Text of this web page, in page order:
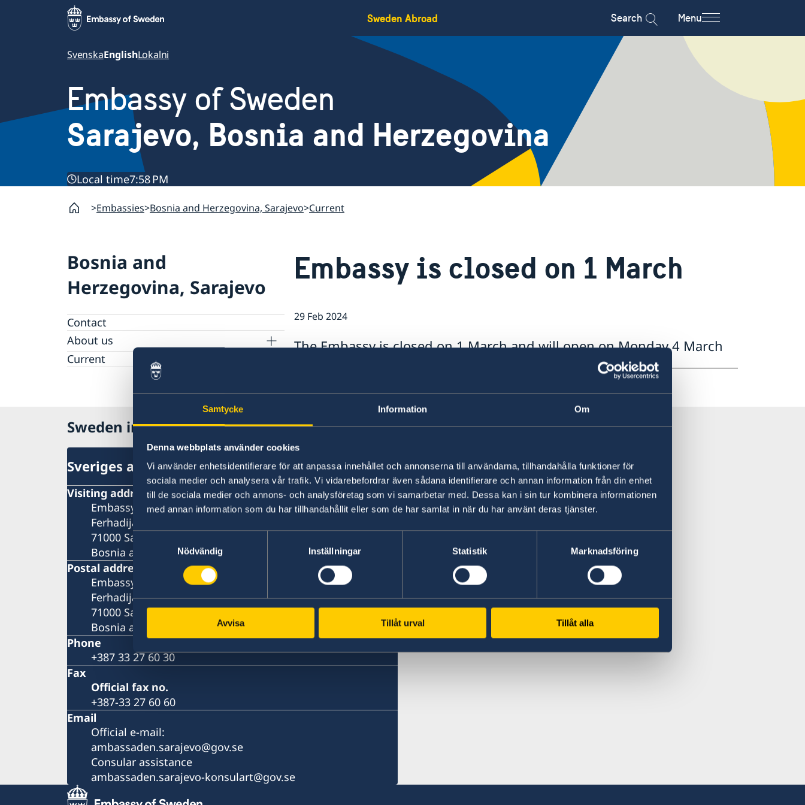
Samtycke Information Om
Denna webbplats använder cookies
Vi använder enhetsidentifierare för att anpassa innehållet och annonserna till användarna, tillhandahålla funktioner för
sociala medier och analysera vår trafik. Vi vidarebefordrar även sådana identifierare och annan information från din enhet
till de sociala medier och annons- och analysföretag som vi samarbetar med. Dessa kan i sin tur kombinera informationen
med annan information som du har tillhandahållit eller som de har samlat in när du har använt deras tjänster.
Samtyckesval
Nödvändig
Inställningar Statistik Marknadsföring
Avvisa Tillåt urval Tillåt alla
Sweden Abroad Search Menu
SvenskaEnglishLokalni
Embassy of Sweden
Sarajevo, Bosnia and Herzegovina
Local time7:58 PM
Embassies Bosnia and Herzegovina, Sarajevo Current
Bosnia and
Herzegovina, Sarajevo
Contact
About us
Data protection policy
Current
Embassy is closed on 1 March
29 Feb 2024
The Embassy is closed on 1 March and will open on Monday 4 March
Sweden in Bosnia and Herzegovina
Sveriges ambassad
Visiting address
Embassy of Sweden
Ferhadija 20
71000 Sarajevo
Bosnia and Herzegovina
Postal address
Embassy of Sweden
Ferhadija 20
71000 Sarajevo
Bosnia and Herzegovina
Phone
+387 33 27 60 30
Fax
Official fax no.
+387-33 27 60 60
Email
Official e-mail:
ambassaden.sarajevo@gov.se
Consular assistance
ambassaden.sarajevo-konsulart@gov.se